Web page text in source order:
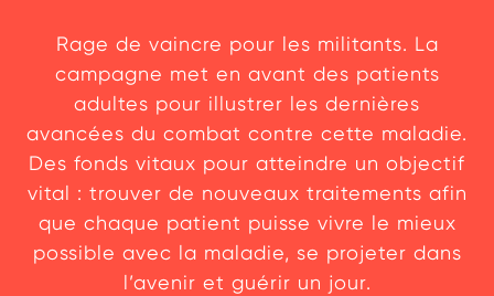
Rage de vaincre pour les militants. La
campagne met en avant des patients
adultes pour illustrer les dernières
avancées du combat contre cette maladie.
Des fonds vitaux pour atteindre un objectif
vital : trouver de nouveaux traitements afin
que chaque patient puisse vivre le mieux
possible avec la maladie, se projeter dans
l’avenir et guérir un jour.